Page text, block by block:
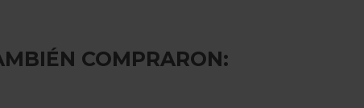
COMPRARON: